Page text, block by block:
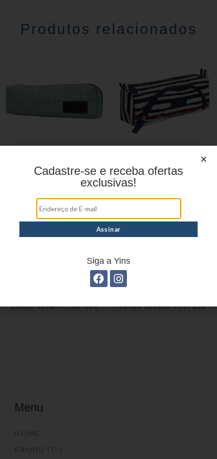
Produtos relacionados
Estojo Juvenil YS27109 Estojo Juvenil YS27110
Menu
HOME
PRODUTOS
Cadastre-se e receba ofertas
exclusivas!
Siga a Yins